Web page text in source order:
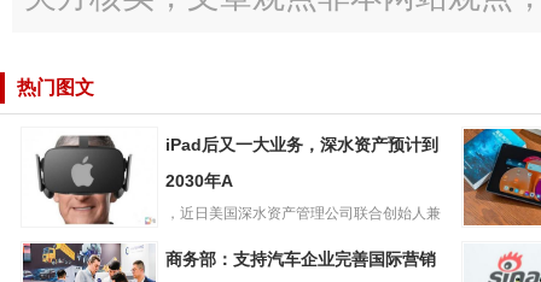
热门图文
iPad后又一大业
务，深水资产预
iPad后又一大业务，深水资产预计到
2030年A
，近日美国深水资产管理公司联合创始人兼
商务部：支持汽车企业完善国际营销